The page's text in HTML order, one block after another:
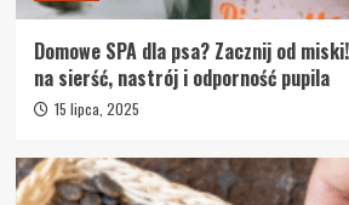
Domowe SPA dla psa? Zacznij od
na sierść, nastrój i odporność pupila
15 lipca, 2025